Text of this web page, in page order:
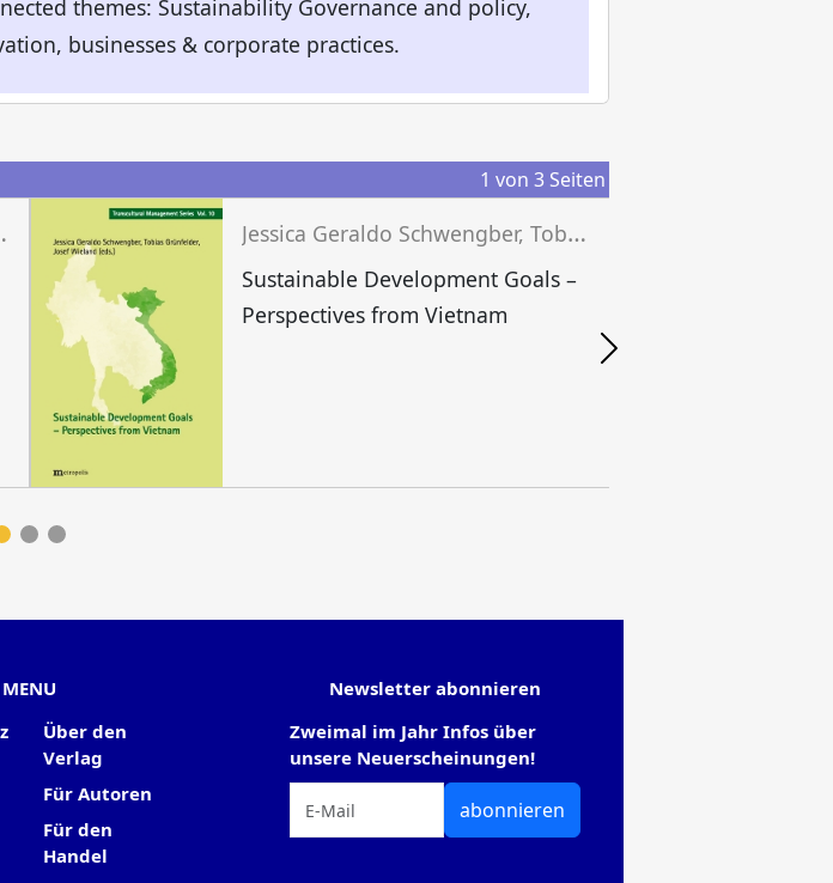
themes: Sustainability Governance and policy,
businesses & corporate practices.
1 von 3Seiten
(eds.) J
essica Geraldo Schwengber, Tobias Grünfelder, Josef Wieland (eds.)
Sustainable Development Goals –
Perspectives from Vietnam
MENU
Über den
Verlag
Für Autoren
Für den
Handel
Newsletter abonnieren
Zweimal im Jahr Infos über
unsere Neuerscheinungen!
abonnieren